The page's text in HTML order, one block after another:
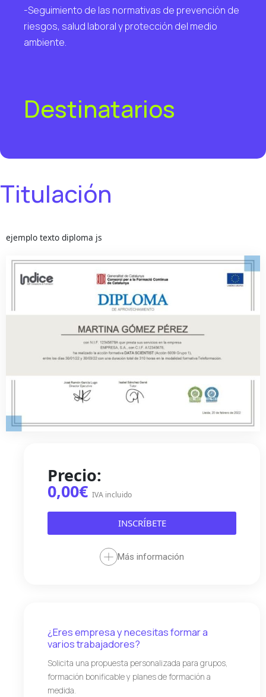
-Seguimiento de las normativas de prevención de
riesgos, salud laboral y protección del medio
ambiente.
Destinatarios
Titulación
ejemplo texto diploma js
Precio:
0,00€ IVA incluido
INSCRÍBETE
Más información
¿Eres empresa y necesitas formar a
varios trabajadores?
Solicita una propuesta personalizada para grupos,
formación bonificable y planes de formación a
medida.